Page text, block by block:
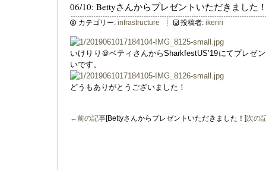
06/10: Bettyさんからプレゼントいただきました
カテゴリー: infrastructure 投稿者: ikeriri
いけりり＠ベティさんからSharkfestUS’19にてプレゼ
いです。
どうもありがとうございました！
←前の記事[Bettyさんからプレゼントいただきました！]次の